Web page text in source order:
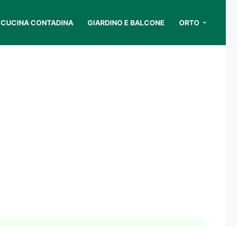
CUCINA CONTADINA GIARDINO E BALCONE ORTO